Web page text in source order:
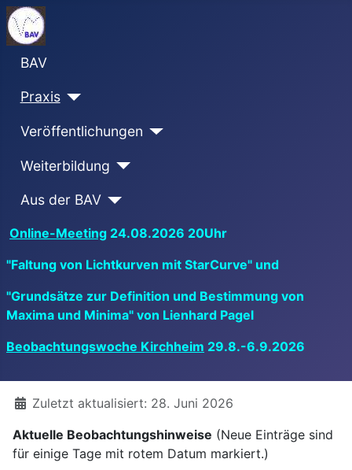
BAV
Praxis
Veröffentlichungen
Weiterbildung
Aus der BAV
Online-Meeting 24.08.2026 20Uhr
"Faltung von Lichtkurven mit StarCurve" und
"Grundsätze zur Definition und Bestimmung von
Maxima und Minima" von Lienhard Pagel
Beobachtungswoche Kirchheim 29.8.-6.9.2026
DetailsZuletzt aktualisiert: 28. Juni 2026
Aktuelle Beobachtungshinweise (Neue Einträge sind
für einige Tage mit rotem Datum markiert.)